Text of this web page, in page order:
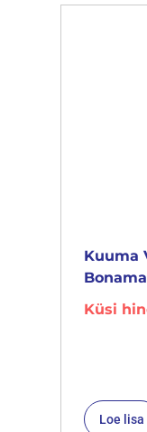
Kuuma
Küsi
Loe lisa